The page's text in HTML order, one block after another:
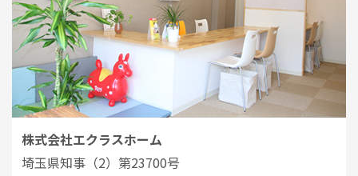
株式会社エクラスホーム
埼玉県知事（2）第23700号